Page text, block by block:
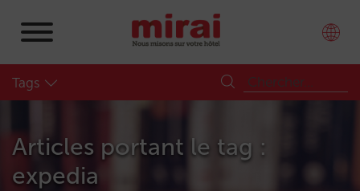
Tags
Articles portant le tag :
expedia